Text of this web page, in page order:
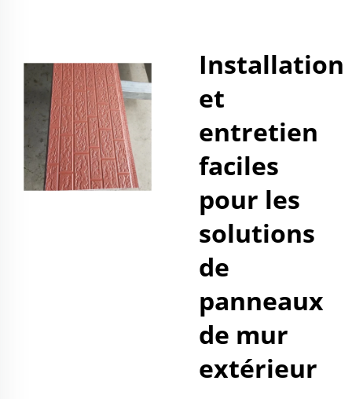
Installation
et
entretien
faciles
pour les
solutions
de
panneaux
de mur
extérieur